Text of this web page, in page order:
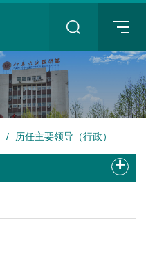
/ 历任主要领导（行政）
+